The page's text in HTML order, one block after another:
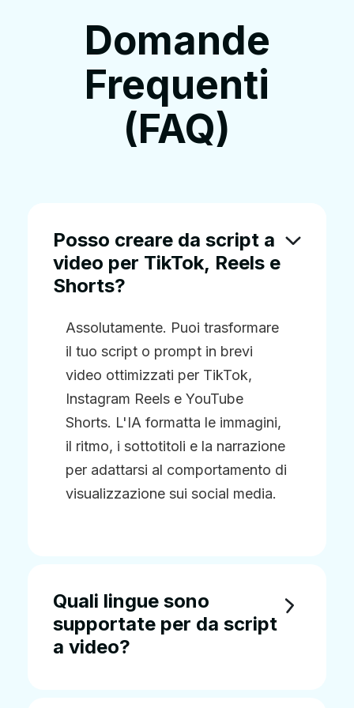
Domande
Frequenti
(FAQ)
Posso creare da script a
video per TikTok, Reels e
Shorts?
Assolutamente. Puoi trasformare
il tuo script o prompt in brevi
video ottimizzati per TikTok,
Instagram Reels e YouTube
Shorts. L'IA formatta le immagini,
il ritmo, i sottotitoli e la narrazione
per adattarsi al comportamento di
visualizzazione sui social media.
Quali lingue sono
supportate per da script
a video?